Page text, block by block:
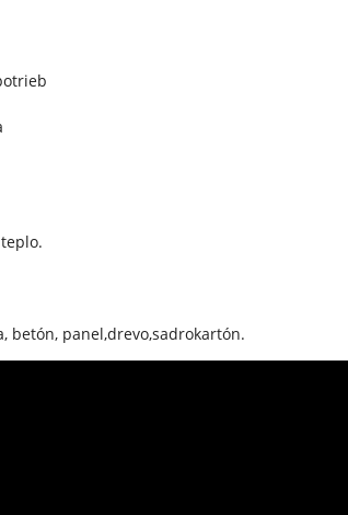
betón, panel,drevo,sadrokartón.